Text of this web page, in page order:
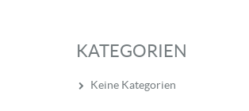
KATEGORIEN
Keine Kategorien